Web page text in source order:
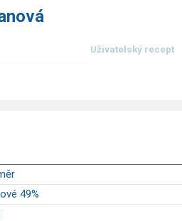
Uživatelský recept
49%